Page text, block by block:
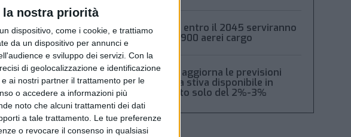
la nostra priorità
dispositivo, come i cookie, e trattiamo
da un dispositivo per annunci e
e sviluppo dei servizi. Con la
di geolocalizzazione e identificazione
ai nostri partner il trattamento per le
o accedere a informazioni più
noto che alcuni trattamenti dei dati
a tale trattamento. Le tue preferenze
o revocare il consenso in qualsiasi
Boeing: entro il 2045 serviranno
oltre 2.900 aerei cargo
Xeneta aggiorna le previsioni
2026: la stiva disponibile in
aumento solo del 2%-3%